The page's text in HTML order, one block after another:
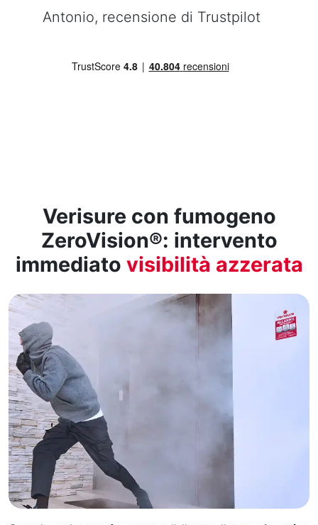
Antonio, recensione di Trustpilot
Verisure con fumogeno
ZeroVision®: intervento
immediato visibilità azzerata